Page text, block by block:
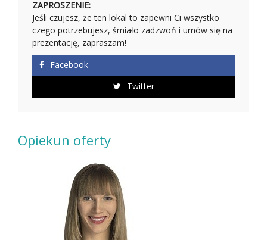
ZAPROSZENIE:
Jeśli czujesz, że ten lokal to zapewni Ci wszystko
czego potrzebujesz, śmiało zadzwoń i umów się na
prezentację, zapraszam!
Facebook
Twitter
Opiekun oferty